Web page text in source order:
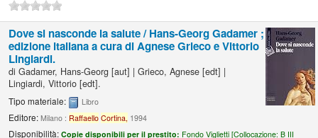
Dove si nasconde la salute /Hans-Georg Gadamer ;
edizione italiana a cura di Agnese Grieco e Vittorio
Lingiardi.
diGadamer, Hans-Georg [aut] |Grieco, Agnese [edt] |
Lingiardi, Vittorio [edt].
Tipo materiale: Libro
Editore:Milano : Raffaello Cortina, 1994
Disponibilità:Copie disponibili per il prestito: Fondo Viglietti [Collocazione:B III